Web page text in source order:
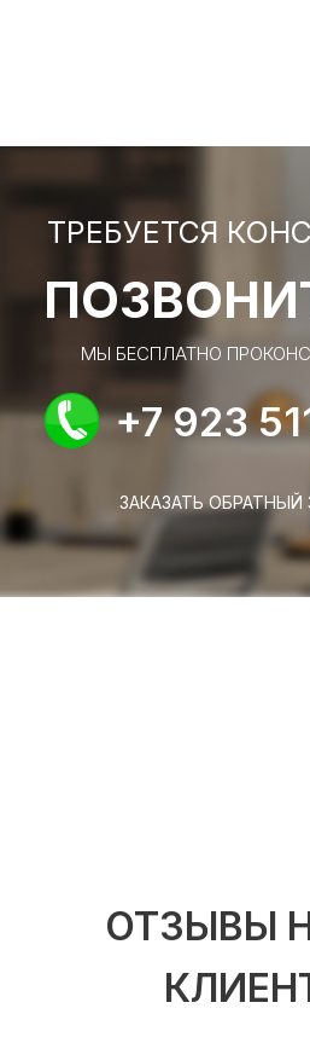
ТРЕБУЕТСЯ
МЫ БЕСПЛАТНО
+7 923
ЗАКАЗАТЬ ОБРАТНЫЙ
ОТЗЫВЫ